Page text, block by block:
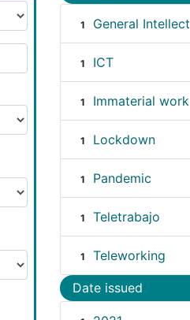
1 General Intellect
1 ICT
1 Immaterial work
1 Lockdown
1 Pandemic
1 Teletrabajo
1 Teleworking
Date issued